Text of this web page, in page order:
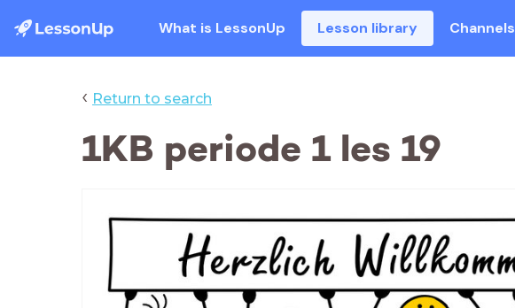
What is LessonUp Lesson library Channels
‹ Return to search
1KB periode 1 les 19